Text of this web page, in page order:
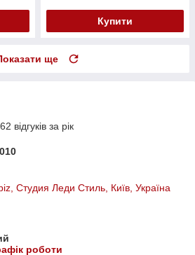
Купити
ще
відгуків за рік
Студия Леди Стиль, Київ, Україна
роботи